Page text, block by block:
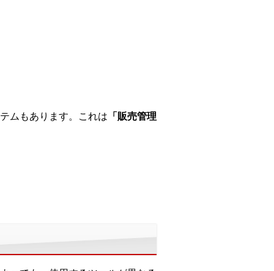
ムもあります。これは 「販売管理